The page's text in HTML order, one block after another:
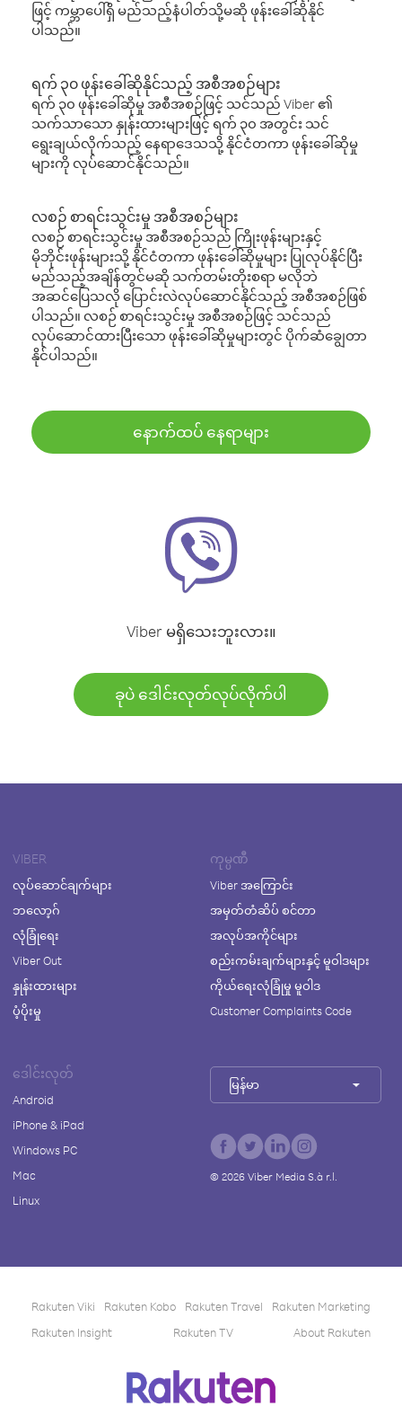
ဖြင့် ကမ္ဘာပေါ်ရှိ မည်သည့်နံပါတ်သို့မဆို ဖုန်းခေါ်ဆိုနိုင်
ပါသည်။
ရက် ၃၀ ဖုန်းခေါ်ဆိုနိုင်သည့် အစီအစဉ်များ
ရက် ၃၀ ဖုန်းခေါ်ဆိုမှု အစီအစဉ်ဖြင့် သင်သည် Viber ၏
သက်သာသော နှုန်းထားများဖြင့် ရက် ၃၀ အတွင်း သင်
ရွေးချယ်လိုက်သည့် နေရာဒေသသို့ နိုင်ငံတကာ ဖုန်းခေါ်ဆိုမှု
များကို လုပ်ဆောင်နိုင်သည်။
လစဉ် စာရင်းသွင်းမှု အစီအစဉ်များ
လစဉ် စာရင်းသွင်းမှု အစီအစဉ်သည် ကြိုးဖုန်းများနှင့်
မိုဘိုင်းဖုန်းများသို့ နိုင်ငံတကာ ဖုန်းခေါ်ဆိုမှုများ ပြုလုပ်နိုင်ပြီး
မည်သည့်အချိန်တွင်မဆို သက်တမ်းတိုးစရာ မလိုဘဲ
အဆင်ပြေသလို ပြောင်းလဲလုပ်ဆောင်နိုင်သည့် အစီအစဉ်ဖြစ်
ပါသည်။ လစဉ် စာရင်းသွင်းမှု အစီအစဉ်ဖြင့် သင်သည်
လုပ်ဆောင်ထားပြီးသော ဖုန်းခေါ်ဆိုမှုများတွင် ပိုက်ဆံချွေတာ
နိုင်ပါသည်။
နောက်ထပ် နေရာများ
Viber မရှိသေးဘူးလား။
ခုပဲ ဒေါင်းလုတ်လုပ်လိုက်ပါ
VIBER
လုပ်ဆောင်ချက်များ
ဘလော့ဂ်
လုံခြုံရေး
Viber Out
နှုန်းထားများ
ပံ့ပိုးမှု
ကုမ္ပဏီ
Viber အကြောင်း
အမှတ်တံဆိပ် စင်တာ
အလုပ်အကိုင်များ
စည်းကမ်းချက်များနှင့် မူဝါဒများ
ကိုယ်ရေးလုံခြုံမှု မူဝါဒ
Customer Complaints Code
ဒေါင်းလုတ်
Android
iPhone & iPad
Windows PC
Mac
Linux
မြန်မာ
© 2026Viber Media S.à r.l.
Rakuten Viki Rakuten Kobo Rakuten Travel
Rakuten Marketing
Rakuten Insight
Rakuten TV About Rakuten